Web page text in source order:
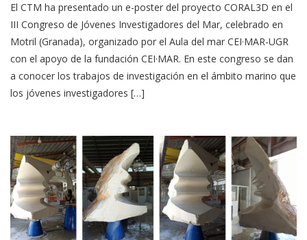
El CTM ha presentado un e-poster del proyecto CORAL3D en el
III Congreso de Jóvenes Investigadores del Mar, celebrado en
Motril (Granada), organizado por el Aula del mar CEI·MAR-UGR
con el apoyo de la fundación CEI·MAR. En este congreso se dan
a conocer los trabajos de investigación en el ámbito marino que
los jóvenes investigadores […]